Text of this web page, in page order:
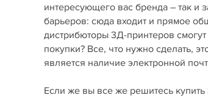
интересующего вас бренда – так и
барьеров: сюда входит и прямое
дистрибюторы 3Д-принтеров
покупки? Все, что нужно сделать,
является наличие электронной
Если же вы все же решитесь купить